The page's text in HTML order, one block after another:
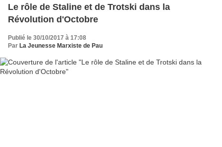
Le rôle de Staline et de Trotski dans la
Révolution d'Octobre
Publié le 30/10/2017 à 17:08
Par La Jeunesse Marxiste de Pau